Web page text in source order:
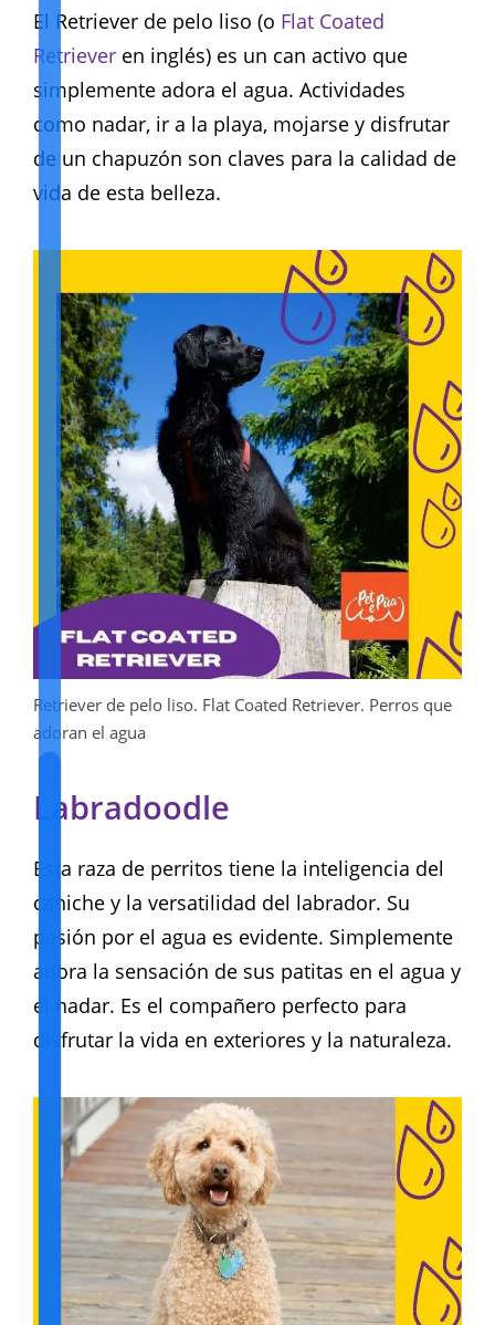
El Retriever de pelo liso (o Flat Coated
Retriever en inglés) es un can activo que
simplemente adora el agua. Actividades
como nadar, ir a la playa, mojarse y disfrutar
de un chapuzón son claves para la calidad de
vida de esta belleza.
Retriever de pelo liso. Flat Coated Retriever. Perros que
adoran el agua
Labradoodle
Esta raza de perritos tiene la inteligencia del
caniche y la versatilidad del labrador. Su
pasión por el agua es evidente. Simplemente
adora la sensación de sus patitas en el agua y
el nadar. Es el compañero perfecto para
disfrutar la vida en exteriores y la naturaleza.